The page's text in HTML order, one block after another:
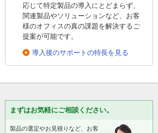
応じて特定製品の導入にとどまらず、
関連製品やソリューションなど、お客
様のオフィスの真の課題を解決するご
提案が可能です。
導入後のサポートの特長を見る
まずはお気軽にご相談ください。
製品の選定やお見積りなど、お客